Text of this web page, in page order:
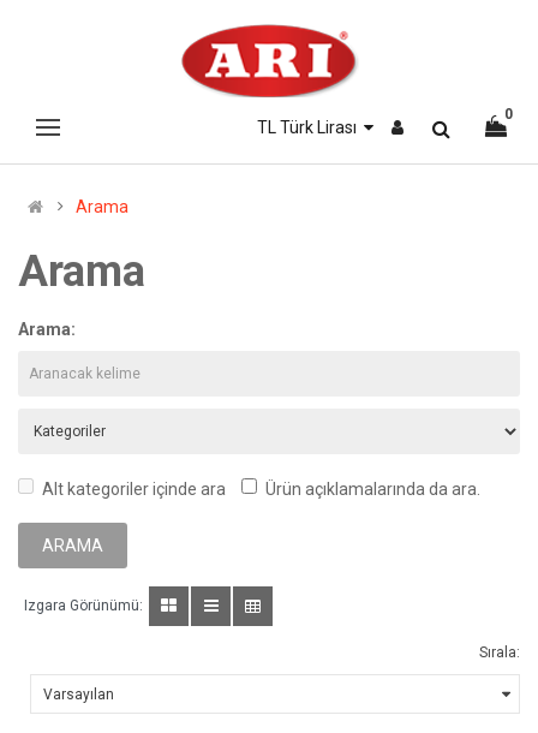
0
Arama
Arama
Arama:
Alt kategoriler içinde ara Ürün açıklamalarında da ara.
Izgara Görünümü:
Sırala: